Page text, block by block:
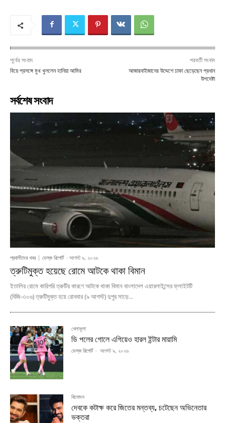
পূর্বের সংবাদ
বিয়ে প্রসঙ্গে মুখ খুললেন হানিয়া আমির
পরবর্তী সংবাদ
আজারবাইজানের উদ্দেশে ঢাকা ছেড়েছেন প্রধান
উপদেষ্টা
সর্বশেষ সংবাদ
প্রবাসীদের খবর ডেস্ক রিপোর্ট - আগস্ট ৯, ২০২৬
ত্রুটিমুক্ত হয়েছে রোমে আটকে থাকা বিমান
ইতালির রোমে কারিগরি ত্রুটির কারণে আটকে থাকা বিমান বাংলাদেশ এয়ারলাইন্সের ফ্লাইটটি
(বিজি-৩০৬) ত্রুটিমুক্ত হয়ে রোববার (৯ আগস্ট) দুপুর সাড়ে...
খেলাধূলা
ডি পলের গোলে এগিয়েও হারল ইন্টার মায়ামি
ডেস্ক রিপোর্ট - আগস্ট ৯, ২০২৬
বিনোদন
দেবকে কটাক্ষ করে জিতের মন্তব্য, চটেছেন অভিনেতার
ভক্তরা